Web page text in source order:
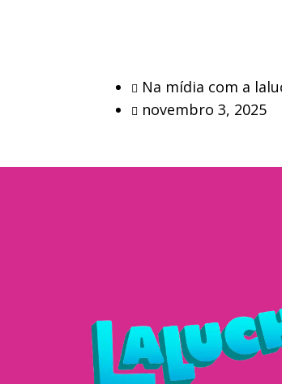
Na mídia com a
novembro 3, 2025